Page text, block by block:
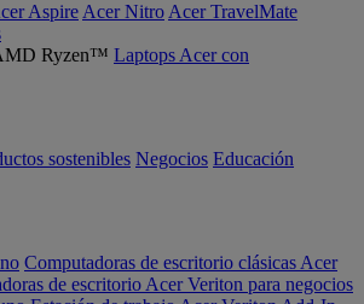
Aspire Acer Nitro Acer TravelMate
Laptops Acer con
sostenibles Negocios Educación
Computadoras de escritorio clásicas Acer
de escritorio Acer Veriton para negocios